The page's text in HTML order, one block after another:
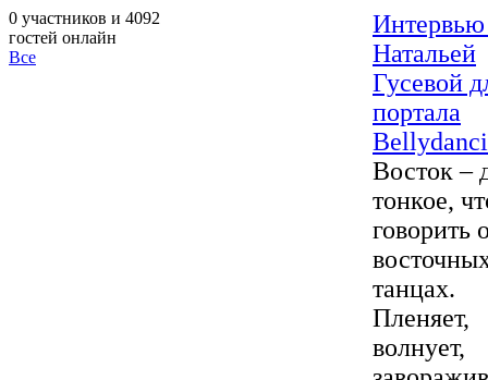
Интервью
Натальей
Гусевой
портала
Восток –
тонкое,
говорить
танцах.
Пленяет,
волнует,
0 участников и 4092
гостей онлайн
Все